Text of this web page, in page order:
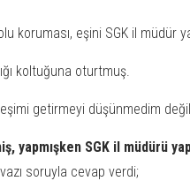
koruması, eşini SGK il müdür
koltuğuna oturtmuş.
getirmeyi düşünmedim
yapmışken SGK il müdürü
soruyla cevap verdi;